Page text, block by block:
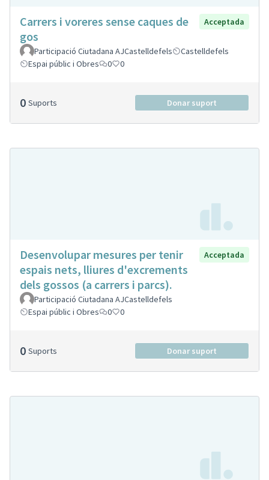
Carrers i voreres sense caques de
gos
Acceptada
Participació Ciutadana AJCastelldefels
Castelldefels
Espai públic i Obres
0 0
0 Suports Donar suport
Desenvolupar mesures per tenir
espais nets, lliures d'excrements
dels gossos (a carrers i parcs).
Acceptada
Participació Ciutadana AJCastelldefels
Espai públic i Obres
0 0
0 Suports Donar suport